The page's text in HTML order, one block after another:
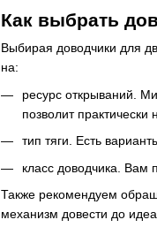
Как выбрать
Выбирая доводчики для
на:
ресурс открываний.
позволит практически
тип тяги. Есть
класс доводчика. Вам
Также рекомендуем
механизм довести до